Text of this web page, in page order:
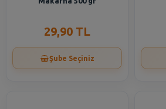
29,90 TL
Şube Seçiniz